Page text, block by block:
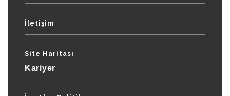
İletişim
Site Haritası
Kariyer